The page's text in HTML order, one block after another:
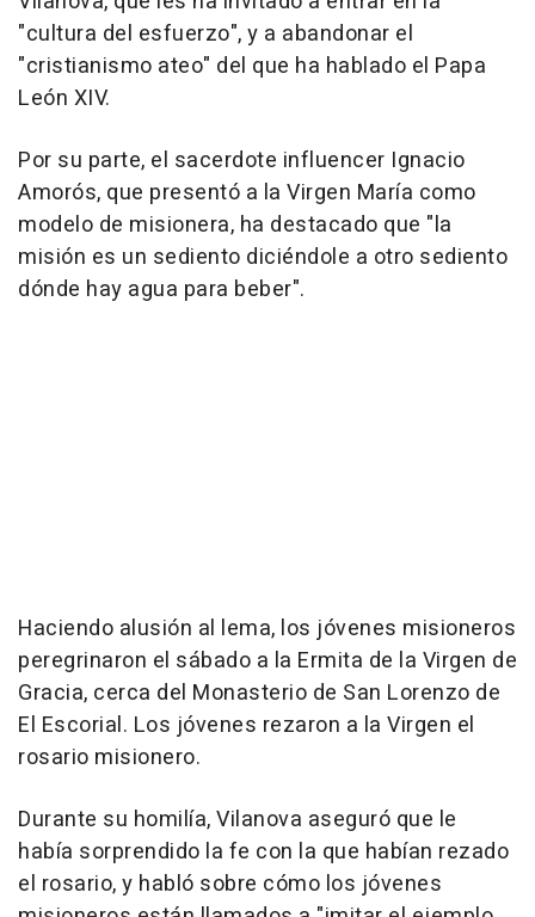
"cultura del esfuerzo", y a abandonar el
"cristianismo ateo" del que ha hablado el Papa
León XIV.
Por su parte, el sacerdote influencer Ignacio
Amorós, que presentó a la Virgen María como
modelo de misionera, ha destacado que "la
misión es un sediento diciéndole a otro sediento
dónde hay agua para beber".
Haciendo alusión al lema, los jóvenes misioneros
peregrinaron el sábado a la Ermita de la Virgen de
Gracia, cerca del Monasterio de San Lorenzo de
El Escorial. Los jóvenes rezaron a la Virgen el
rosario misionero.
Durante su homilía, Vilanova aseguró que le
había sorprendido la fe con la que habían rezado
el rosario, y habló sobre cómo los jóvenes